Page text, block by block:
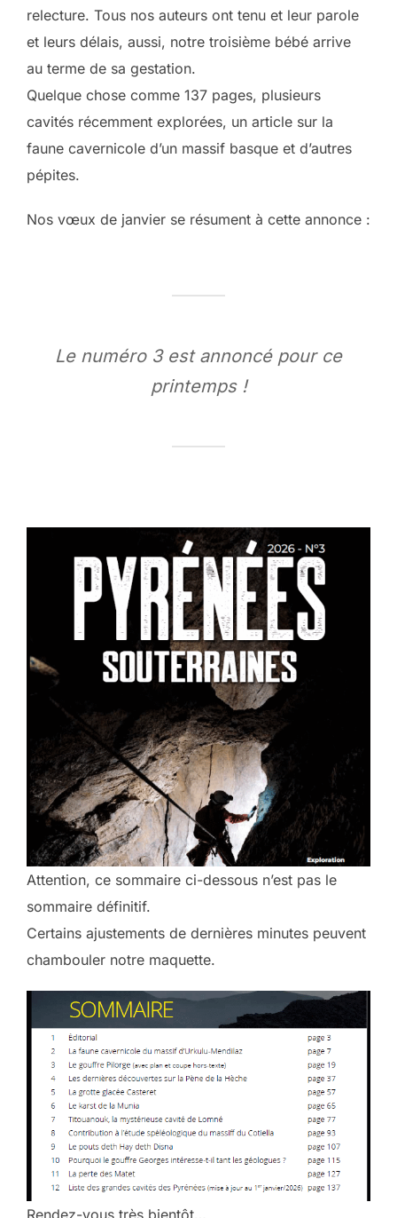
relecture. Tous nos auteurs ont tenu et leur parole
et leurs délais, aussi, notre troisième bébé arrive
au terme de sa gestation.
Quelque chose comme 137 pages, plusieurs
cavités récemment explorées, un article sur la
faune cavernicole d’un massif basque et d’autres
pépites.
Nos vœux de janvier se résument à cette annonce :
Le numéro 3 est annoncé pour ce
printemps !
Attention, ce sommaire ci-dessous n’est pas le
sommaire définitif.
Certains ajustements de dernières minutes peuvent
chambouler notre maquette.
Rendez-vous très bientôt…